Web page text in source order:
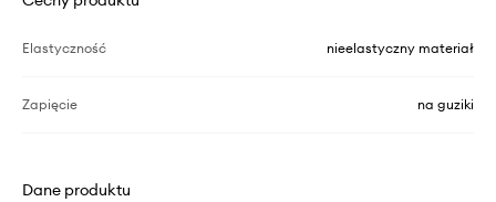
Elastyczność nieelastyczny materiał
Zapięcie na guziki
Dane produktu